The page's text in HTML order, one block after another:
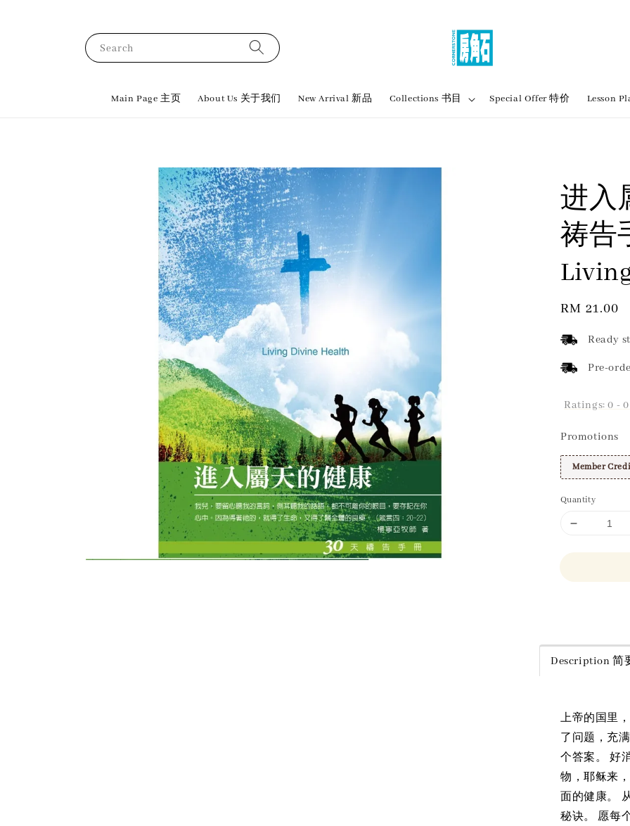
Search
Main Page 主页 About Us 关于我们 New Arrival 新品 Collections 书目 Special Offer 特价 Lesson
进入
祷告
Regular
price
RM 21.00
Ready
Pre-
Ratings:0 - 0
Promotions
Member
Quantity
Description 简
上帝的国里
了问题，充
个答案。 好
物，耶稣来
面的健康。
秘诀。 愿每